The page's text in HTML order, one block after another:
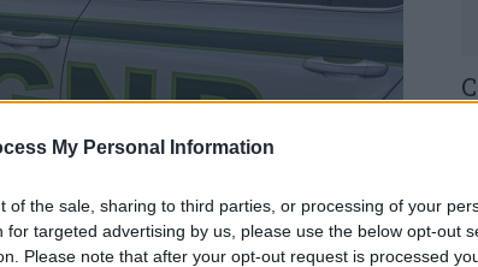
My Personal Information
of the sale, sharing to third parties, or processing of your
for targeted advertising by us, please use the below opt-out
Please note that after your opt-out request is processed
e desmaiado.